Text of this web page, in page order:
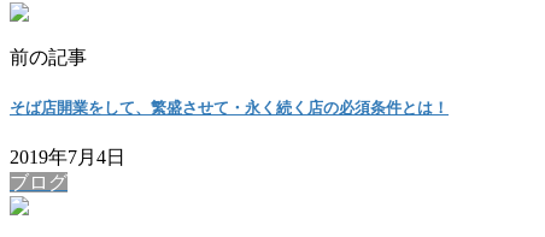
前の記事
そば店開業をして、繁盛させて・永く続く店の必須条件とは！
2019年7月4日
ブログ